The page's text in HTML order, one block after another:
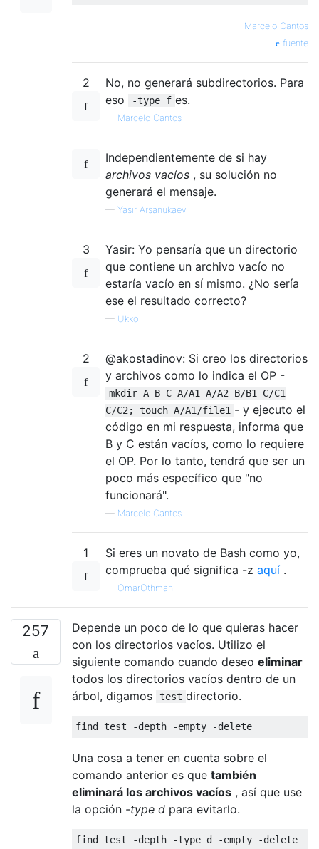
— Marcelo Cantos
fuente
2
No, no generará subdirectorios. Para
eso
-type f es.
— Marcelo Cantos
Independientemente de si hay
archivos vacíos , su solución no
generará el mensaje.
— Yasir Arsanukaev
3
Yasir: Yo pensaría que un directorio
que contiene un archivo vacío no
estaría vacío en sí mismo. ¿No sería
ese el resultado correcto?
— Ukko
2
@akostadinov: Si creo los directorios
y archivos como lo indica el OP -
mkdir A B C A/A1 A/A2 B/B1 C/C1
C/C2; touch A/A1/file1 - y ejecuto el
código en mi respuesta, informa que
B y C están vacíos, como lo requiere
el OP. Por lo tanto, tendrá que ser un
poco más específico que "no
funcionará".
— Marcelo Cantos
1
Si eres un novato de Bash como yo,
comprueba qué significa -z aquí .
— OmarOthman
257
Depende un poco de lo que quieras hacer
con los directorios vacíos. Utilizo el
siguiente comando cuando deseo eliminar
todos los directorios vacíos dentro de un
árbol, digamos
test directorio.
find test -depth -empty -delete
Una cosa a tener en cuenta sobre el
comando anterior es que también
eliminará los archivos vacíos , así que use
la opción -type d para evitarlo.
find test -depth -type d -empty -delete